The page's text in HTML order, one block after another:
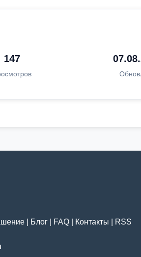
147
Блог FAQ Контакты RSS